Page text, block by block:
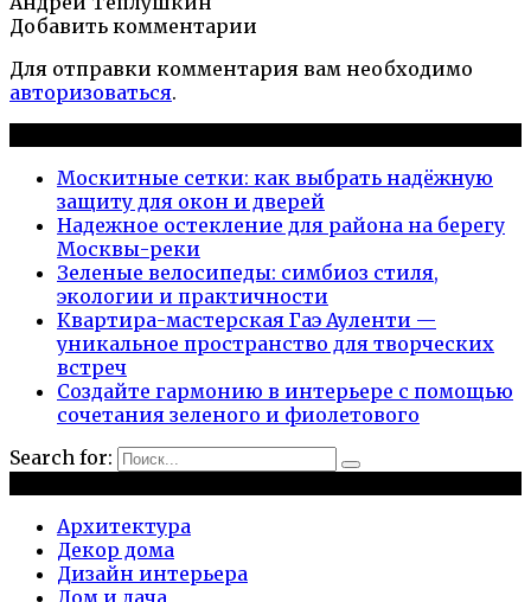
Добавить комментарии
Для отправки комментария вам необходимо
авторизоваться.
Москитные сетки: как выбрать надёжную
защиту для окон и дверей
Надежное остекление для района на берегу
Москвы-реки
Зеленые велосипеды: симбиоз стиля,
экологии и практичности
Квартира-мастерская Гаэ Ауленти —
уникальное пространство для творческих
встреч
Создайте гармонию в интерьере с помощью
сочетания зеленого и фиолетового
Search for:
Архитектура
Декор дома
Дизайн интерьера